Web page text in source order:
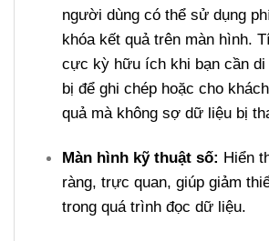
người dùng có thể sử dụng
khóa kết quả trên màn hình.
cực kỳ hữu ích khi bạn cần di
bị để ghi chép hoặc cho
quả mà không sợ dữ liệu bị
Màn hình kỹ thuật số: Hiển
ràng, trực quan, giúp giảm
trong quá trình đọc dữ liệu.